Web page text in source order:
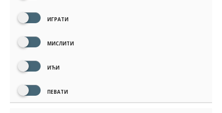
ИГРАТИ
МИСЛИТИ
ИЋИ
ПЕВАТИ